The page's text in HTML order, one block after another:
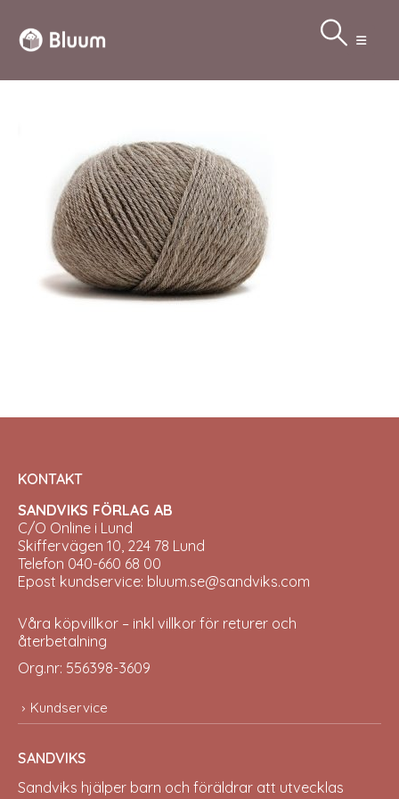
KONTAKT
SANDVIKS FÖRLAG AB
C/O Online i Lund
Skiffervägen 10, 224 78 Lund
Telefon 040-660 68 00
Epost kundservice: bluum.se@sandviks.com
Våra köpvillkor – inkl villkor för returer och
återbetalning
Org.nr: 556398-3609
Kundservice
SANDVIKS
Sandviks hjälper barn och föräldrar att utvecklas